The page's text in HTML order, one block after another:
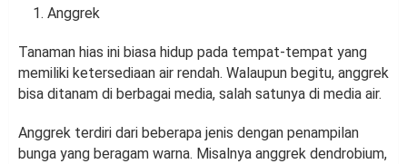
Anggrek
Tanaman hias ini biasa hidup pada tempat-tempat yang
memiliki ketersediaan air rendah. Walaupun begitu, anggrek
bisa ditanam di berbagai media, salah satunya di media air.
Anggrek terdiri dari beberapa jenis dengan penampilan
bunga yang beragam warna. Misalnya anggrek dendrobium,